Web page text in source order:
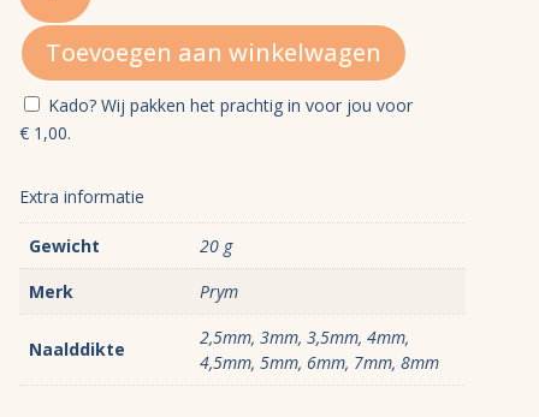
Sokken
breinaalden
aantal
Toevoegen aan winkelwagen
Kado? Wij pakken het prachtig in voor jou voor
€ 1,00.
Extra informatie
Gewicht
20 g
Merk
Prym
Naalddikte
2,5mm, 3mm, 3,5mm, 4mm,
4,5mm, 5mm, 6mm, 7mm, 8mm